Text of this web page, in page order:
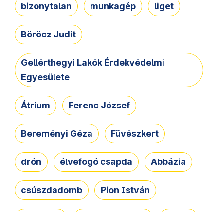
bizonytalan munkagép liget
Böröcz Judit
Gellérthegyi Lakók Érdekvédelmi
Egyesülete
Átrium Ferenc József
Bereményi Géza Füvészkert
drón élvefogó csapda Abbázia
csúszdadomb Pion István